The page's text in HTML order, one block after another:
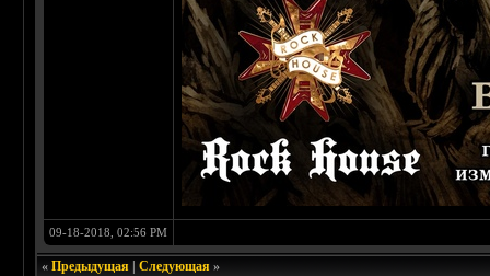
09-18-2018, 02:56 PM
«Предыдущая |Следующая »